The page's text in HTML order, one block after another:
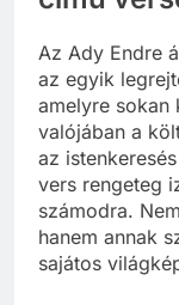
Az Ady Endre
az egyik
amelyre sokan
valójában a
az
vers rengeteg
számodra.
hanem annak
sajátos